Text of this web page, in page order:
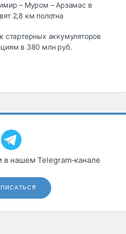
– Муром – Арзамас в
2,8 км полотна
стартерных аккумуляторов
в 380 млн руб.
в нашем Telegram‑канале